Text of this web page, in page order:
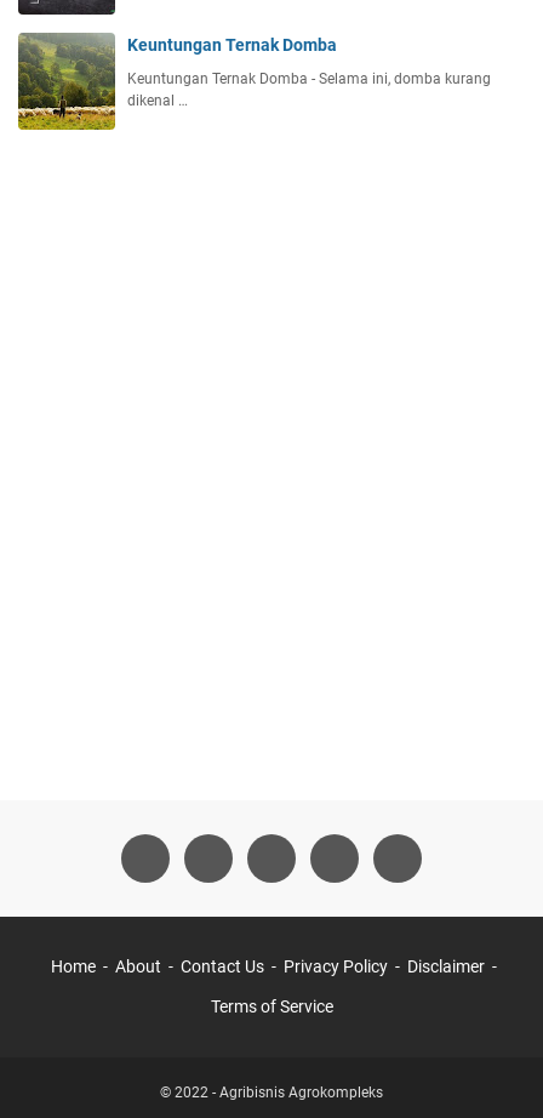
Keuntungan Ternak Domba
Keuntungan Ternak Domba - Selama ini, domba kurang
dikenal …
Home About Contact Us Privacy Policy Disclaimer
Terms of Service
© 2022 - Agribisnis Agrokompleks